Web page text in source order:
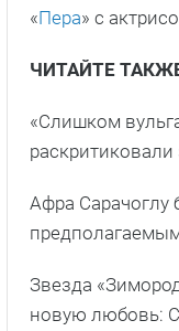
«Пера» с
ЧИТАЙТЕ
«Слишком
раскритиковали
Афра Сарачоглу
Звезда
новую любовь: